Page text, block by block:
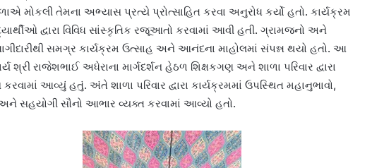
મોકલી તેમના અભ્યાસ પ્રત્યે પ્રોત્સાહિત કરવા અનુરોધ કર્યો હતો. કાર્યક્રમ
દ્વારા વિવિધ સાંસ્કૃતિક રજૂઆતો કરવામાં આવી હતી. ગ્રામજનો અને
સમગ્ર કાર્યક્રમ ઉત્સાહ અને આનંદના માહોલમાં સંપન્ન થયો હતો. આ
શ્રી રાજેશભાઈ અધેરાના માર્ગદર્શન હેઠળ શિક્ષકગણ અને શાળા પરિવાર દ્વારા
આવ્યું હતું. અંતે શાળા પરિવાર દ્વારા કાર્યક્રમમાં ઉપસ્થિત મહાનુભાવો,
સહયોગી સૌનો આભાર વ્યક્ત કરવામાં આવ્યો હતો.